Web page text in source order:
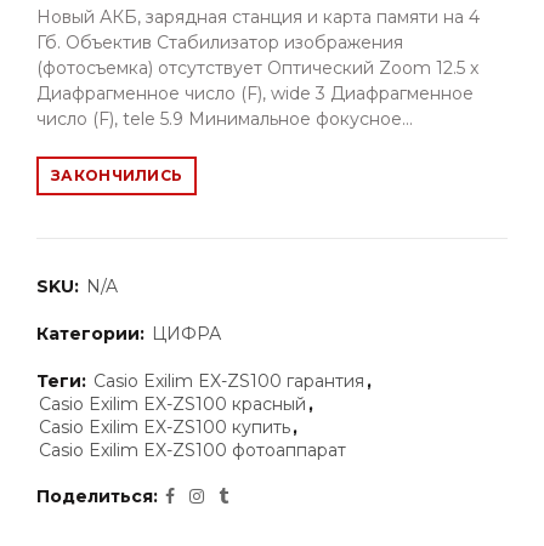
Новый АКБ, зарядная станция и карта памяти на 4
Гб. Объектив Стабилизатор изображения
(фотосъемка) отсутствует Оптический Zoom 12.5 x
Диафрагменное число (F), wide 3 Диафрагменное
число (F), tele 5.9 Минимальное фокусное...
ЗАКОНЧИЛИСЬ
SKU: N/A
Категории: ЦИФРА
Теги: Casio Exilim EX-ZS100 гарантия ,
Casio Exilim EX-ZS100 красный ,
Casio Exilim EX-ZS100 купить,
Casio Exilim EX-ZS100 фотоаппарат
Поделиться